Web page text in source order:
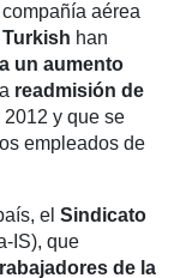
compañía aérea
Turkish han
un aumento
readmisión de
y que se
empleados de
el Sindicato
IS), que
de la